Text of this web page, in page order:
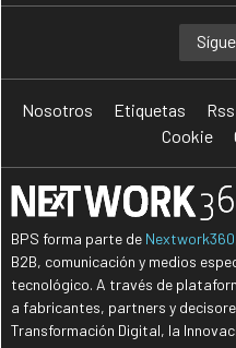
Nosotros Etiquetas
Cookie
BPS forma parte de Nextwork360
B2B, comunicación y medios
tecnológico. A través de
a fabricantes, partners y
Transformación Digital, la